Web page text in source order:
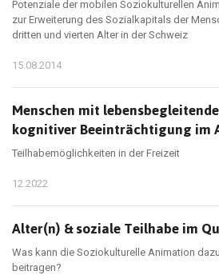
Potenziale der mobilen Soziokulturellen
zur Erweiterung des Sozialkapitals der
dritten und vierten Alter in der Schweiz
15.08.2014
Menschen mit
kognitiver Beeinträchtigung im
Teilhabemöglichkeiten in der Freizeit
12.2022
Alter(n) & soziale Teilhabe im
Was kann die Soziokulturelle Animation dazu
beitragen?